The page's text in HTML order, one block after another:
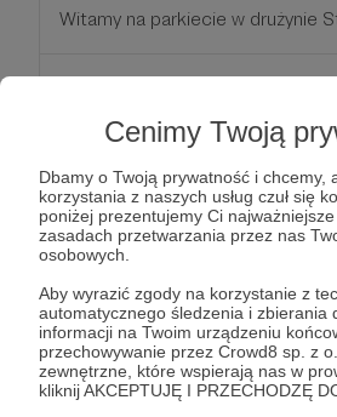
Cenimy Twoją
Dbamy o Twoją prywatność i chcemy,
korzystania z naszych usług czuł się
poniżej prezentujemy Ci
zasadach przetwarzania przez nas
osobowych.
Aby wyrazić zgody na korzystanie z
automatycznego śledzenia i zbierania
informacji na Twoim urządzeniu
przechowywanie przez Crowd8 sp. z
zewnętrzne, które wspierają nas w
kliknij AKCEPTUJĘ I PRZECHODZĘ
Witamy na parkiecie w drużynie
Patroni: 1
20 zł miesięcznie
Dwadzieścia złotych? To
numery Gary'ego Paytona. To
Patroni: 2